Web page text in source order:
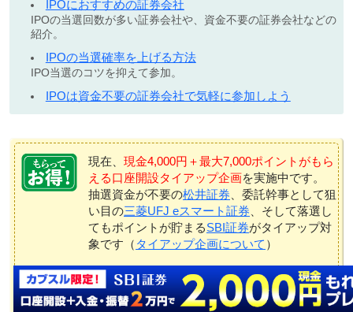
IPOにおすすめの証券会社
IPOの当選回数が多い証券会社や、資金不要の証券会社などの
紹介。
IPOの当選確率を上げる方法
IPO当選のコツを抑えて参加。
IPOは資金不要の証券会社で気軽に参加しよう
現在、 現金4,000円＋最大7,000ポイントがもら
える口座開設タイアップ企画を実施中です。
抽選資金が不要の松井証券 、委託幹事として狙
い目の三菱UFJ eスマート証券 、そして落選し
てもポイントが貯まるSBI証券がタイアップ対
象です（ タイアップ企画について ）